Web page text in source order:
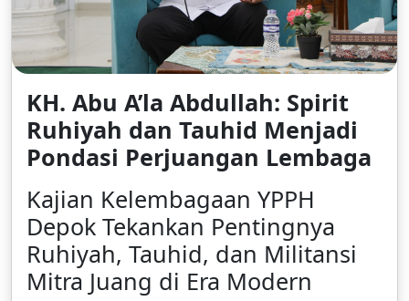
KH. Abu A’la Abdullah: Spirit
Ruhiyah dan Tauhid Menjadi
Pondasi Perjuangan Lembaga
Kajian Kelembagaan YPPH
Depok Tekankan Pentingnya
Ruhiyah, Tauhid, dan Militansi
Mitra Juang di Era Modern